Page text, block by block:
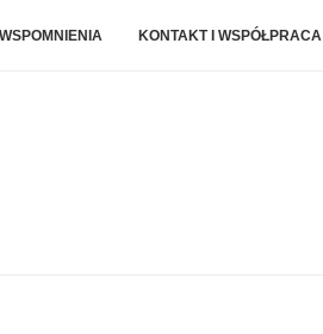
KONTAKT I WSPÓŁPRACA